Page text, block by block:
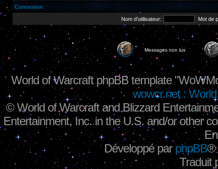
Connexion
Nom d’utilisateur: Mot de
Messages non lus
World of Warcraft phpBB template
wowcr.net :
©World of Warcraft and Blizzard
Entertainment, Inc. in the U.S. and/or other
Développé par phpBB®
Traduit